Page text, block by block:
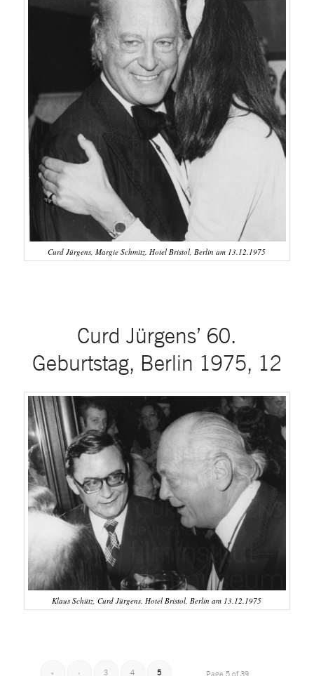
Curd Jürgens, Margie Schmitz. Hotel Bristol, Berlin am 13.12.1975
Curd Jürgens’ 60.
Geburtstag, Berlin 1975, 12
Klaus Schütz, Curd Jürgens. Hotel Bristol, Berlin am 13.12.1975
Page 5 of 39
« ‹ 3 4 5